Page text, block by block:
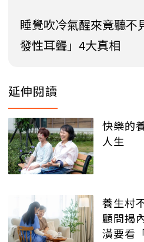
睡覺吹冷氣醒來竟聽不
發性耳聾」4大真相
延伸閱讀
快樂的
人生
養生村
顧問揭
潢要看